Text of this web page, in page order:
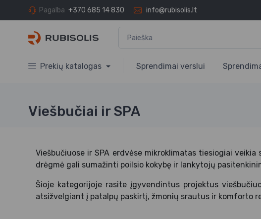
Pagalba +370 685 14 830 info@rubisolis.lt
Prekių katalogas Sprendimai verslui
Viešbučiai ir SPA
Viešbučiuose ir SPA erdvėse mikroklimatas tiesiogiai
drėgmė gali sumažinti poilsio kokybę ir lankytojų
Šioje kategorijoje rasite įgyvendintus projektus
atsižvelgiant į patalpų paskirtį, žmonių srautus ir komforto